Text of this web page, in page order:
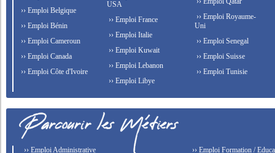
›› Emploi Belgique
›› Emploi Bénin
›› Emploi Cameroun
›› Emploi Canada
›› Emploi Côte d'Ivoire
USA
›› Emploi France
›› Emploi Italie
›› Emploi Kuwait
›› Emploi Lebanon
›› Emploi Libye
›› Emploi Royaume-
Uni
›› Emploi Senegal
›› Emploi Suisse
›› Emploi Tunisie
›› Emploi Administrative
›› Emploi Formation /